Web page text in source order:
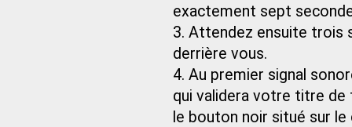
exactement sept
3. Attendez ensuite trois
derrière vous.
4. Au premier signal
qui validera votre titre de
le bouton noir situé sur